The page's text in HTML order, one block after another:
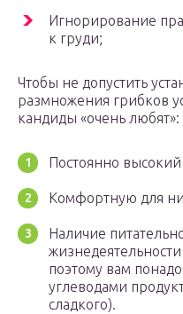
Игнорирование
к груди;
Чтобы не допустить
размножения грибков
кандиды «очень любят»:
Постоянно
Комфортную для
Наличие
поэтому вам
углеводами
сладкого).